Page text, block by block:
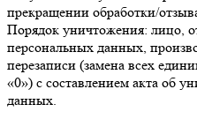
прекращении обработки/
Порядок уничтожения: лицо,
персональных данных,
перезаписи (замена всех
«0») с составлением акта об
данных.